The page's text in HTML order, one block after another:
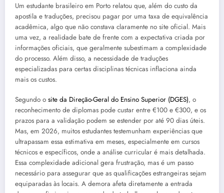
Um estudante brasileiro em Porto relatou que, além do custo da
apostila e traduções, precisou pagar por uma taxa de equivalência
acadêmica, algo que não constava claramente no site oficial. Mais
uma vez, a realidade bate de frente com a expectativa criada por
informações oficiais, que geralmente subestimam a complexidade
do processo. Além disso, a necessidade de traduções
especializadas para certas disciplinas técnicas inflaciona ainda
mais os custos.
Segundo o site da Direção-Geral do Ensino Superior (DGES), o
reconhecimento de diplomas pode custar entre €100 e €300, e os
prazos para a validação podem se estender por até 90 dias úteis.
Mas, em 2026, muitos estudantes testemunham experiências que
ultrapassam essa estimativa em meses, especialmente em cursos
técnicos e específicos, onde a análise curricular é mais detalhada.
Essa complexidade adicional gera frustração, mas é um passo
necessário para assegurar que as qualificações estrangeiras sejam
equiparadas às locais. A demora afeta diretamente a entrada